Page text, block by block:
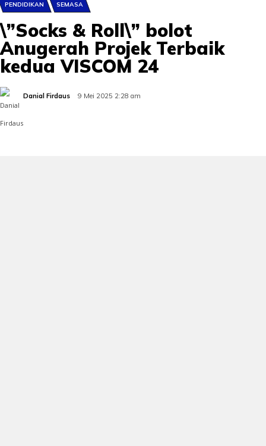
PENDIDIKAN SEMASA
\”Socks & Roll\” bolot
Anugerah Projek Terbaik
kedua VISCOM 24
Danial Firdaus 9 Mei 2025 2:28 am